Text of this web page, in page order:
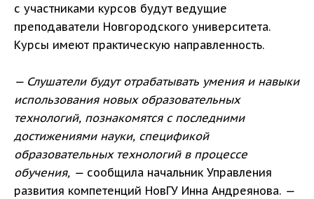
с участниками курсов будут ведущие
преподаватели Новгородского университета.
Курсы имеют практическую направленность.
— Слушатели будут отрабатывать умения и навыки
использования новых образовательных
технологий, познакомятся с последними
достижениями науки, спецификой
образовательных технологий в процессе
обучения, — сообщила начальник Управления
развития компетенций НовГУ Инна Андреянова. —